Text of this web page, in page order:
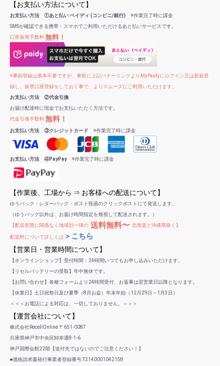
【お支払い方法について】
お支払い方法 ①あと払い ペイディ (コンビニ/銀行) ※作業完了時に課金
SMSが確認できる携帯・スマホでご利用いただけるあと払いサービスです。
口座振替手数料無料！
※事前登録は基本不要ですが、事前に上記バナーリンクよりMyPaidyにログイン又は新規登
録し、振替口座登録をしておく事で、よりスムーズにご利用いただけます。
お支払い方法 ②代金引換
お届け配達時に現金でお支払いただく方法です。
代金引換手数料無料！
お支払い方法 ③クレジットカード ※作業完了時に課金
お支払い方法 ④PayPay※作業完了時に課金
【作業後、工場から ⇒ お客様への配送について】
ゆうパック・レターパック・ポスト投函のクリックポストにて発送します。
（ゆうパック以外は、お届け時間指定を無視して配送されます。）
【配送形態に関係なく地域別一律の 送料無料〜 北海道と沖縄県除く】
配送料について詳しくは ＞こちら
【営業日・営業時間について】
【オンラインショップ】受付時間：24時間いつでもお申し込みいただけます。
【リセルバッテリーの受取】年中無休です。
【お問い合わせ】各種フォームより24時間受付、お返事は翌営業日以降となります。
【休業日】土日祝祭日及び夏季（8月お盆）年末年始（12月29日～1月3日）
＜＜＜お電話による対応は、一切しておりません。＞＞＞
【運営会社について】
株式会社RecellOnline 〒651-0087
兵庫県神戸市中央区卸幸通8-1-6
神戸国際会館22階【送付先ではないのでご注意ください！】
■適格請求書発行事業者登録番号:T2140001042158